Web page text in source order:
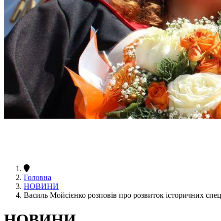
Головна
НОВИНИ
Василь Мойсієнко розповів про розвиток історичних